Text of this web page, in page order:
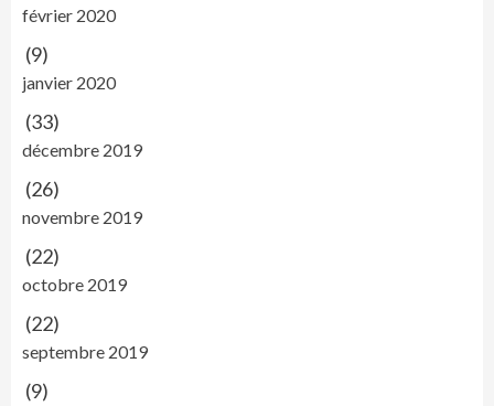
février 2020
(9)
janvier 2020
(33)
décembre 2019
(26)
novembre 2019
(22)
octobre 2019
(22)
septembre 2019
(9)